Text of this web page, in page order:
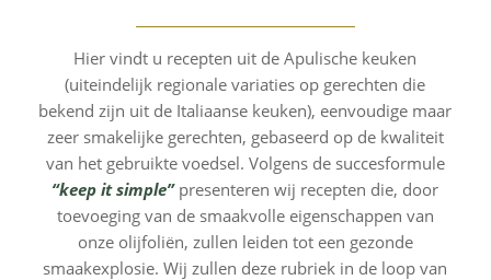
Hier vindt u recepten uit de Apulische keuken
(uiteindelijk regionale variaties op gerechten die
bekend zijn uit de Italiaanse keuken), eenvoudige maar
zeer smakelijke gerechten, gebaseerd op de kwaliteit
van het gebruikte voedsel. Volgens de succesformule
“keep it simple” presenteren wij recepten die, door
toevoeging van de smaakvolle eigenschappen van
onze olijfoliën, zullen leiden tot een gezonde
smaakexplosie. Wij zullen deze rubriek in de loop van